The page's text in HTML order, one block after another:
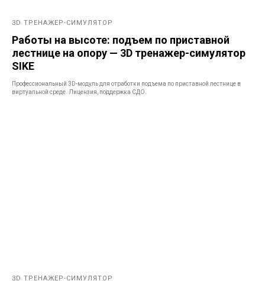
3D ТРЕНАЖЕР-СИМУЛЯТОР
Работы на высоте: подъем по приставной
лестнице на опору — 3D тренажер-симулятор
SIKE
Профессиональный 3D-модуль для отработки подъема по приставной лестнице в
виртуальной среде. Лицензия, поддержка СДО.
3D ТРЕНАЖЕР-СИМУЛЯТОР